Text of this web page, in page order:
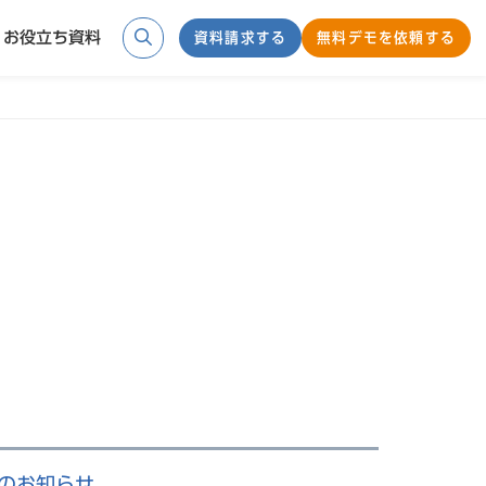
お役立ち資料 資料請求する 無料デモを依頼する
検索